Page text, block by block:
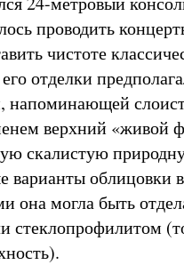
проводить
чистоте
отделки
напоминающей
верхний «живой
скалистую
варианты облицовки
она могла быть
стеклопрофилитом